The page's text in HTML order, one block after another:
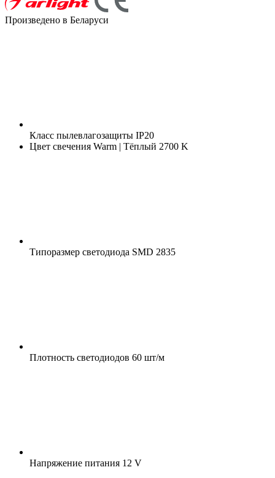
Произведено в Беларуси
Класс пылевлагозащиты IP20
Цвет свечения Warm | Тёплый 2700 K
Типоразмер светодиода SMD 2835
Плотность светодиодов 60 шт/м
Напряжение питания 12 V